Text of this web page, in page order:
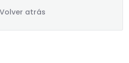
Volver atrás